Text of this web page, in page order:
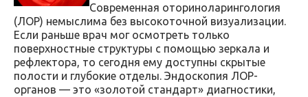
Современная оториноларингология
(ЛОР) немыслима без высокоточной визуализации.
Если раньше врач мог осмотреть только
поверхностные структуры с помощью зеркала и
рефлектора, то сегодня ему доступны скрытые
полости и глубокие отделы. Эндоскопия ЛОР-
органов — это «золотой стандарт» диагностики,